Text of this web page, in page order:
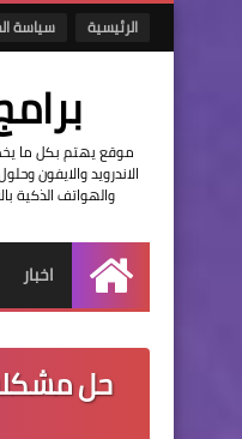
الرئيسية سياسة
موقع يهتم بكل ما
الاندرويد والايفون
والهواتف الذكية
الرئيسية
اخبار